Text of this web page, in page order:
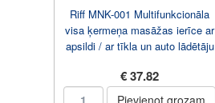
Riff MNK-001 Multifunkcionāla
visa ķermeņa masāžas ierīce ar
apsildi / ar tīkla un auto lādētāju
€ 37.82
Pievienot grozam